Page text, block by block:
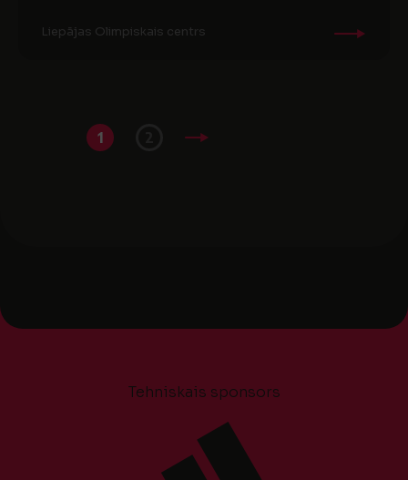
Liepājas Olimpiskais centrs
1
Tehniskais sponsors